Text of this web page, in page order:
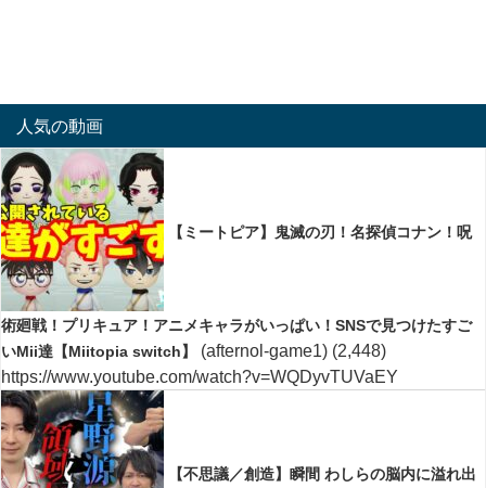
人気の動画
【ミートピア】鬼滅の刃！名探偵コナン！呪
術廻戦！プリキュア！アニメキャラがいっぱい！SNSで見つけたすご
いMii達【Miitopia switch】
(afternol-game1) (2,448)
https://www.youtube.com/watch?v=WQDyvTUVaEY
【不思議／創造】瞬間 わしらの脳内に溢れ出